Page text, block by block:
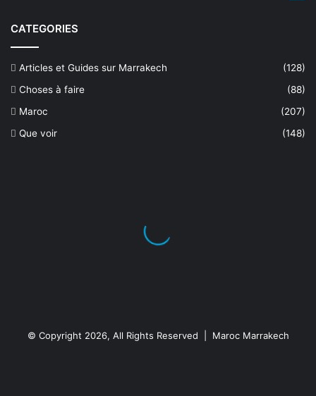
CATEGORIES
Articles et Guides sur Marrakech
(128)
Choses à faire
(88)
Maroc
(207)
Que voir
(148)
© Copyright 2026, All Rights Reserved | Maroc Marrakech